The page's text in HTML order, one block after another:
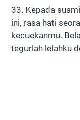
33. Kepada
ini, rasa hati
kecuekanmu.
tegurlah lelahku